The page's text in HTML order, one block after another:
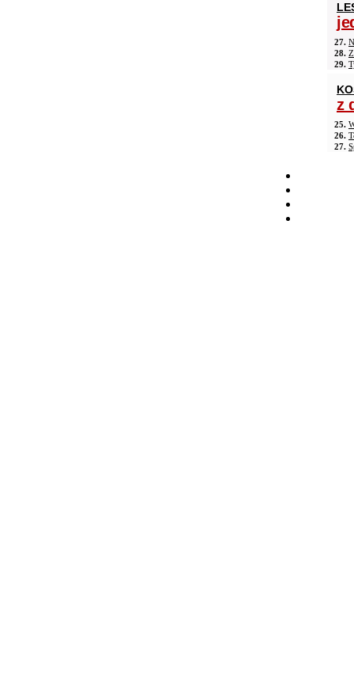
27.
28.
29.
z
25.
26.
27.